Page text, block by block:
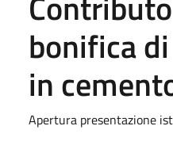
bonifica
in
Apertura presentazione